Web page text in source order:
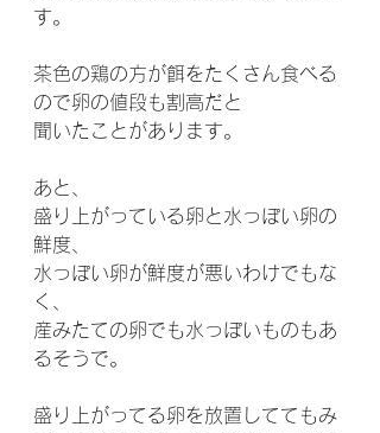
す。
茶色の鶏の方が餌をたくさん食べる
ので卵の値段も割高だと
聞いたことがあります。
あと、
盛り上がっている卵と水っぽい卵の
鮮度、
水っぽい卵が鮮度が悪いわけでもな
く、
産みたての卵でも水っぽいものもあ
るそうで。
盛り上がってる卵を放置しててもみ